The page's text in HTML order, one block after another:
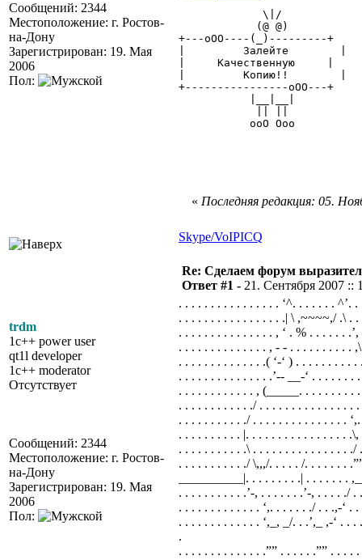
Сообщений: 2344
Местоположение: г. Ростов-
на-Дону
Зарегистрирован: 19. Мая
2006
Пол:
+---oOO----(_)---------+
|     Качественную     |
+----------------oOO---+
« Последняя редакция: 05.
Skype/VoIPICQ
trdm
1c++ power user
qt1l developer
1c++ moderator
Отсутствует
Сообщений: 2344
Местоположение: г. Ростов-
на-Дону
Зарегистрирован: 19. Мая
2006
Пол:
Re: Сделаем форум
Ответ #1 - 21. Сентября 2007 ::
. . . . . . . . . . . . . . . . ‘^. . . . . . . ^’.
. . . . . . . . . . . . . . . . .| \ ,~~~~,/ .\ .
. . . . . . . . . . . . . . . , ‘ . % . . . . . .
. . . . . . . . . . . . . . , - - . . . . . . . . . .
. . . . . . . . . . . . . .( ‘-‘ ) . . . . . . . . .
. . . . . . . . . . . . . . .’-- __-‘ . . . . . . .
. . . . . . . . . . . . , (_____. . . . . . . . .
. . . . . . . . . . . ./ . . . . . . . . . . . . . . .
. . . . . . . . . . ./ . . . . . . . . . . . . . . .
. . . . . . . . . . |. . . . . . . . . . . . . . . . .\,
. . . . . . . . . . .\ . . . . . . . . . . . . . . . ./
. . . . . . . . . . ./ \,,,/. . . . . /. . . . . . .
__________|. . . . . . . . .| . . . . . . .
. . . . . . . . . . .’-, . . . . . . .’-, . . . . ./
. . . . . . . . . . . . . ‘,. . . . . . ./ . . .,-‘ .
. . . . . . . . . . . . . ‘,_, _/. . .’,_ ,-‘ . .
.
. . . . . . . . . . . . . .”” . . . . . .”” . . . .